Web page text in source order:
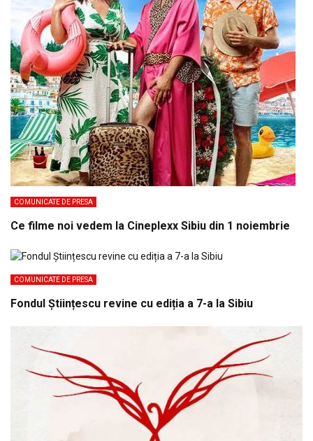
COMUNICATE DE PRESA
Ce filme noi vedem la Cineplexx Sibiu din 1 noiembrie
COMUNICATE DE PRESA
Fondul Științescu revine cu ediția a 7-a la Sibiu